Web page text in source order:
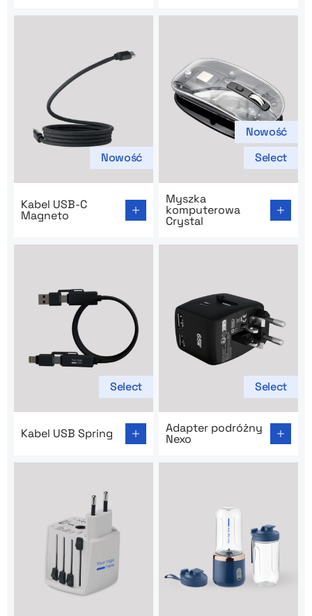
Nowość
Kabel USB-C
Magneto
Nowość
Select
Myszka
komputerowa
Crystal
Select
Kabel USB Spring
Select
Adapter podróżny
Nexo